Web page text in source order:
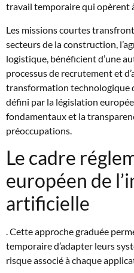
travail temporaire qui opèrent
Les missions courtes
secteurs de la construction,
logistique, bénéficient d’une
processus de recrutement et
transformation technologique
défini par la législation
fondamentaux et la
préoccupations.
Le cadre
européen de
artificielle
. Cette approche graduée
temporaire d’adapter leurs
risque associé à chaque